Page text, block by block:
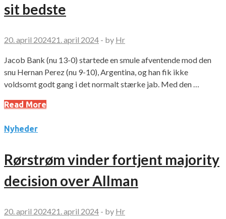
sit bedste
20. april 202421. april 2024 - by Hr
Jacob Bank (nu 13-0) startede en smule afventende mod den
snu Hernan Perez (nu 9-10), Argentina, og han fik ikke
voldsomt godt gang i det normalt stærke jab. Med den …
Read More
Nyheder
Rørstrøm vinder fortjent majority
decision over Allman
20. april 202421. april 2024 - by Hr